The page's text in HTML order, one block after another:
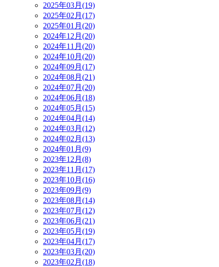
2025年03月(19)
2025年02月(17)
2025年01月(20)
2024年12月(20)
2024年11月(20)
2024年10月(20)
2024年09月(17)
2024年08月(21)
2024年07月(20)
2024年06月(18)
2024年05月(15)
2024年04月(14)
2024年03月(12)
2024年02月(13)
2024年01月(9)
2023年12月(8)
2023年11月(17)
2023年10月(16)
2023年09月(9)
2023年08月(14)
2023年07月(12)
2023年06月(21)
2023年05月(19)
2023年04月(17)
2023年03月(20)
2023年02月(18)